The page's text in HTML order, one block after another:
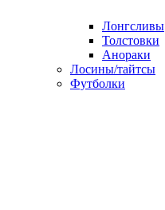
Лонгсливы
Толстовки
Анораки
Лосины/тайтсы
Футболки